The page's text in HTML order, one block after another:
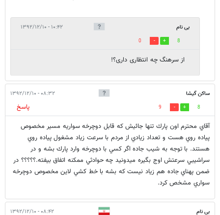
بی نام ۱۰:۴۲ - ۱۳۹۲/۱۲/۱۰
8
0
از سرهنگ چه انتظاری داری؟!
ساكن گيشا ۰۸:۳۲ - ۱۳۹۲/۱۲/۱۰
8
9
پاسخ
آقاي محترم اون پارك تنها جائيش كه قابل دوچرخه سواريه مسير مخصوص
پياده روي هست و تعداد زيادي از مردم با سرعت زياد مشغول پياده روي
هستند. با توجه به شيب جاده اگر كسي با دوچرخه وارد پارك بشه و در
سراشيبي سرعتش اوج بگيره ميدونيد چه حوادثي ممكنه اتفاق بيفته.؟؟؟؟؟ در
ضمن پهناي جاده هم زياد نيست كه بشه با خط كشي لاين مخصوص دوچرخه
سواري مشخص كرد.
بی نام ۰۸:۴۲ - ۱۳۹۲/۱۲/۱۰